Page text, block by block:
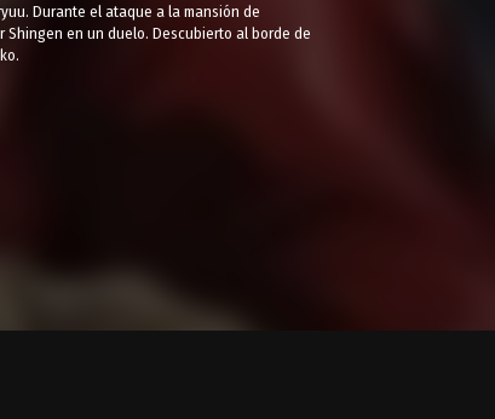
Durante el ataque a la mansión de
en un duelo. Descubierto al borde de